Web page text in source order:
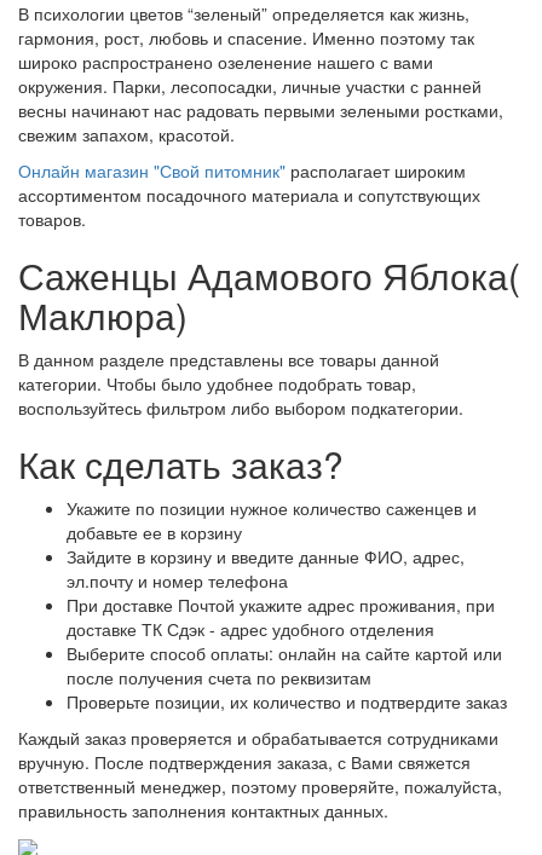
В психологии цветов “зеленый” определяется как жизнь,
гармония, рост, любовь и спасение. Именно поэтому так
широко распространено озеленение нашего с вами
окружения. Парки, лесопосадки, личные участки с ранней
весны начинают нас радовать первыми зелеными ростками,
свежим запахом, красотой.
Онлайн магазин "Свой питомник" располагает широким
ассортиментом посадочного материала и сопутствующих
товаров.
Саженцы Адамового Яблока(
Маклюра)
В данном разделе представлены все товары данной
категории. Чтобы было удобнее подобрать товар,
воспользуйтесь фильтром либо выбором подкатегории.
Как сделать заказ?
Укажите по позиции нужное количество саженцев и
добавьте ее в корзину
Зайдите в корзину и введите данные ФИО, адрес,
эл.почту и номер телефона
При доставке Почтой укажите адрес проживания, при
доставке ТК Сдэк - адрес удобного отделения
Выберите способ оплаты: онлайн на сайте картой или
после получения счета по реквизитам
Проверьте позиции, их количество и подтвердите заказ
Каждый заказ проверяется и обрабатывается сотрудниками
вручную. После подтверждения заказа, с Вами свяжется
ответственный менеджер, поэтому проверяйте, пожалуйста,
правильность заполнения контактных данных.